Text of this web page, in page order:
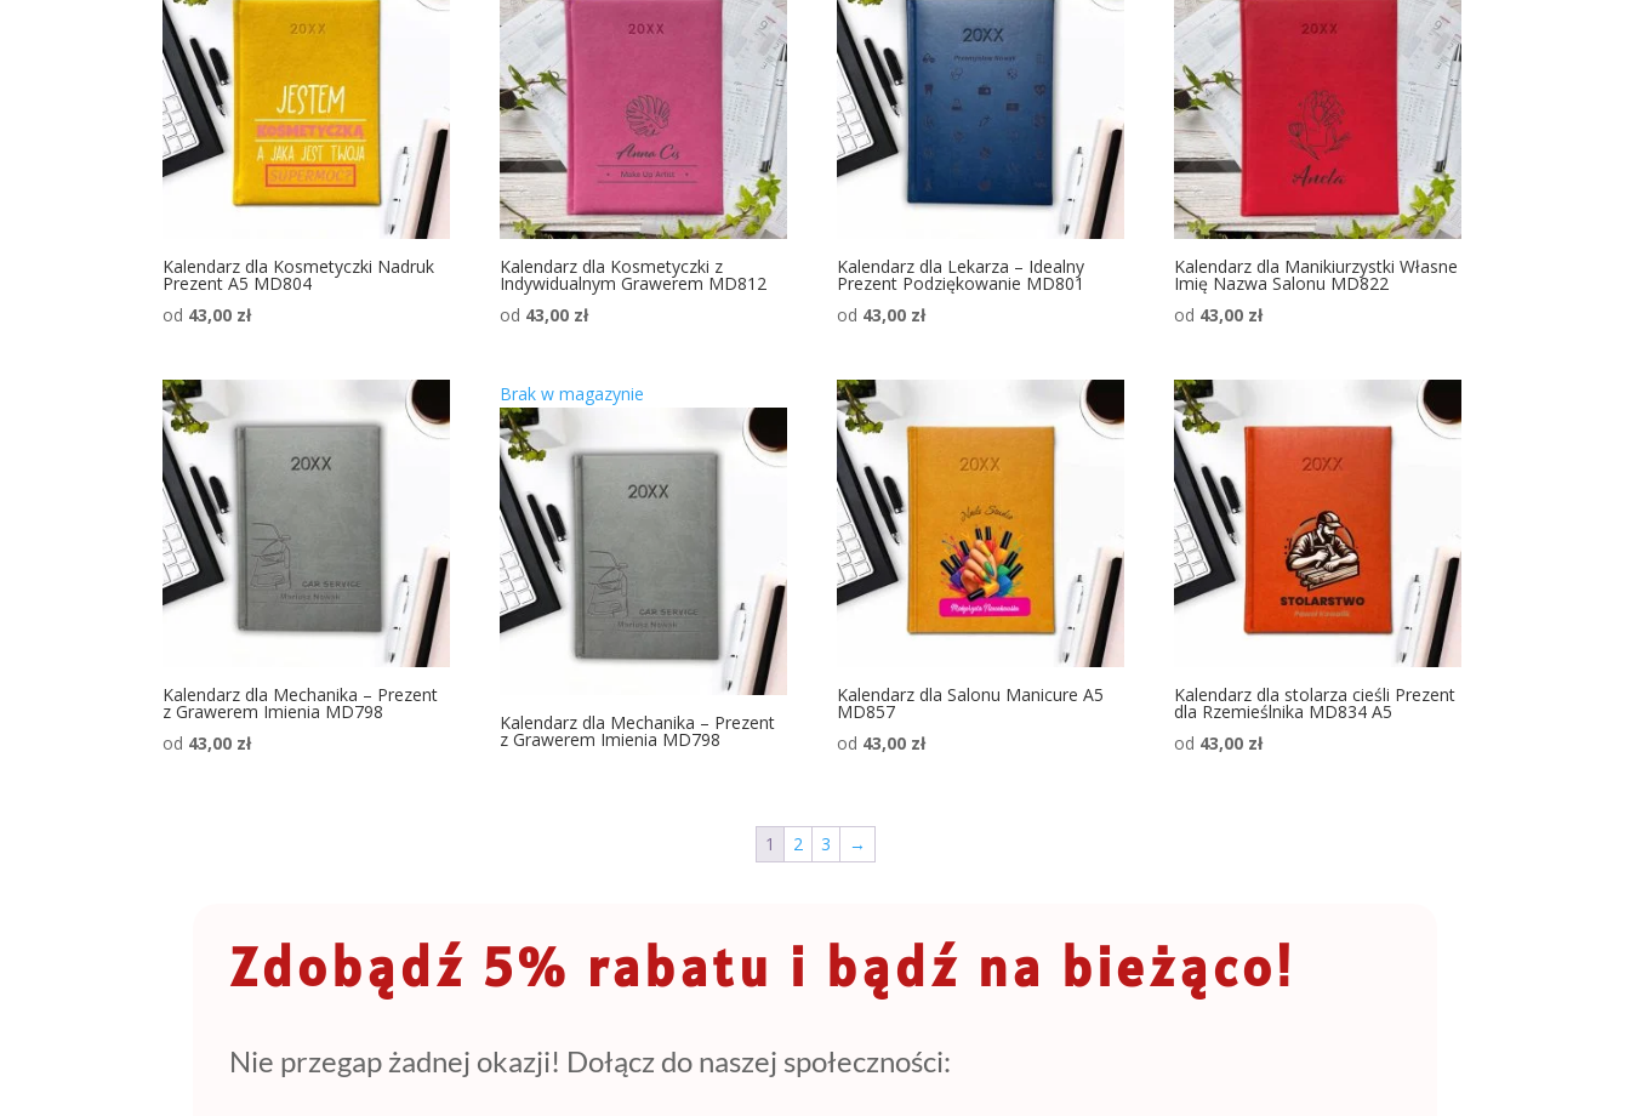
Kalendarz dla Kosmetyczki Nadruk
Prezent A5 MD804
od 43,00 zł
Kalendarz dla Kosmetyczki z
Indywidualnym Grawerem MD812
od 43,00 zł
Kalendarz dla Lekarza – Idealny
Prezent Podziękowanie MD801
od 43,00 zł
Kalendarz dla Manikiurzystki Własne
Imię Nazwa Salonu MD822
od 43,00 zł
Kalendarz dla Mechanika – Prezent
z Grawerem Imienia MD798
od 43,00 zł
Brak w magazynie
Kalendarz dla Mechanika – Prezent
z Grawerem Imienia MD798
Kalendarz dla Salonu Manicure A5
MD857
od 43,00 zł
Kalendarz dla stolarza cieśli Prezent
dla Rzemieślnika MD834 A5
od 43,00 zł
1 2 3 →
Zdobądź 5% rabatu i bądź na bieżąco!
Nie przegap żadnej okazji! Dołącz do naszej społeczności: